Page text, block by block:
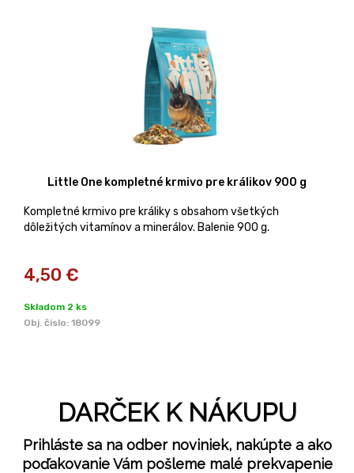
Little One kompletné krmivo pre králikov 900 g
Kompletné krmivo pre králiky s obsahom všetkých
dôležitých vitamínov a minerálov. Balenie 900 g.
4,50 €
Skladom 2 ks
Obj. čislo: 18099
DARČEK K NÁKUPU
Prihláste sa na odber noviniek, nakúpte a ako
poďakovanie Vám pošleme malé prekvapenie